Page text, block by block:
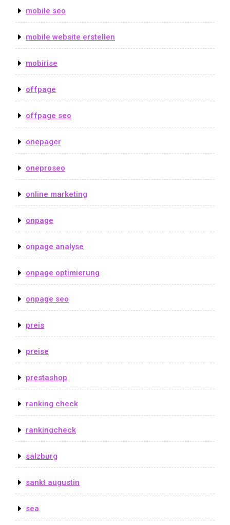
mobile seo
mobile website erstellen
mobirise
offpage
offpage seo
onepager
oneproseo
online marketing
onpage
onpage analyse
onpage optimierung
onpage seo
preis
preise
prestashop
ranking check
rankingcheck
salzburg
sankt augustin
sea